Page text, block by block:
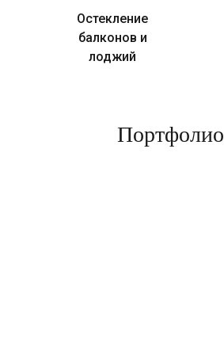
Остекление
балконов и
лоджий
Портфолио